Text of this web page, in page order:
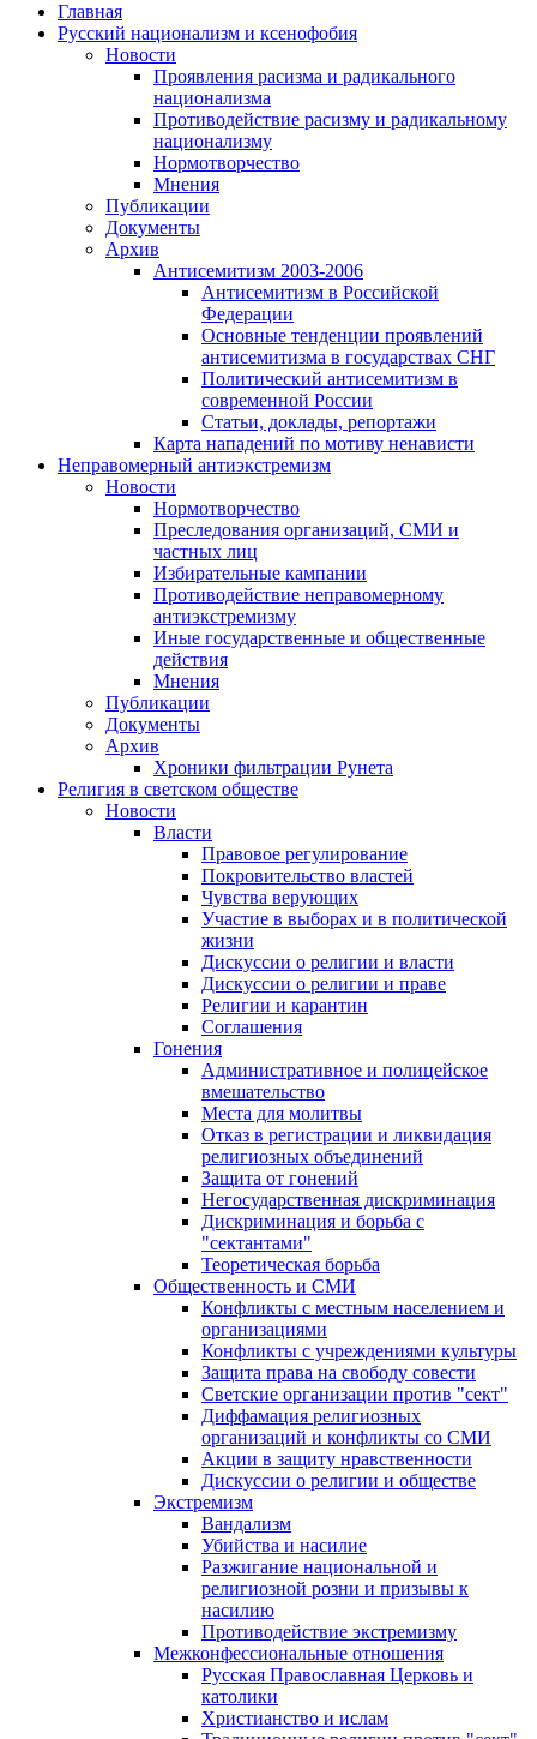
Главная
Русский национализм и ксенофобия
Новости
Проявления расизма и радикального
национализма
Противодействие расизму и радикальному
национализму
Нормотворчество
Мнения
Публикации
Документы
Архив
Антисемитизм 2003-2006
Антисемитизм в Российской
Федерации
Основные тенденции проявлений
антисемитизма в государствах СНГ
Политический антисемитизм в
современной России
Статьи, доклады, репортажи
Карта нападений по мотиву ненависти
Неправомерный антиэкстремизм
Новости
Нормотворчество
Преследования организаций, СМИ и
частных лиц
Избирательные кампании
Противодействие неправомерному
антиэкстремизму
Иные государственные и общественные
действия
Мнения
Публикации
Документы
Архив
Хроники фильтрации Рунета
Религия в светском обществе
Новости
Власти
Правовое регулирование
Покровительство властей
Чувства верующих
Участие в выборах и в политической
жизни
Дискуссии о религии и власти
Дискуссии о религии и праве
Религии и карантин
Соглашения
Гонения
Административное и полицейское
вмешательство
Места для молитвы
Отказ в регистрации и ликвидация
религиозных объединений
Защита от гонений
Негосударственная дискриминация
Дискриминация и борьба с
"сектантами"
Теоретическая борьба
Общественность и СМИ
Конфликты с местным населением и
организациями
Конфликты с учреждениями культуры
Защита права на свободу совести
Светские организации против "сект"
Диффамация религиозных
организаций и конфликты со СМИ
Акции в защиту нравственности
Дискуссии о религии и обществе
Экстремизм
Вандализм
Убийства и насилие
Разжигание национальной и
религиозной розни и призывы к
насилию
Противодействие экстремизму
Межконфессиональные отношения
Русская Православная Церковь и
католики
Христианство и ислам